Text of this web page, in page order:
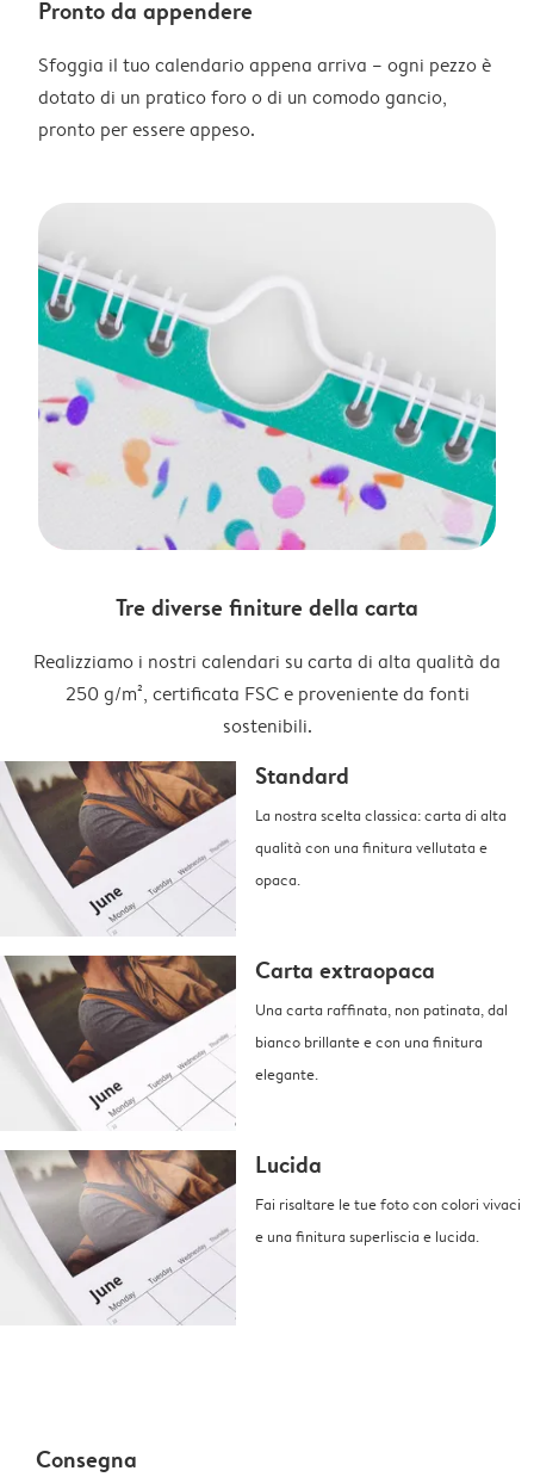
Pronto da appendere
Sfoggia il tuo calendario appena arriva – ogni pezzo è
dotato di un pratico foro o di un comodo gancio,
pronto per essere appeso.
Tre diverse finiture della carta
Realizziamo i nostri calendari su carta di alta qualità da
250 g/m², certificata FSC e proveniente da fonti
sostenibili.
Standard
La nostra scelta classica: carta di alta
qualità con una finitura vellutata e
opaca.
Carta extraopaca
Una carta raffinata, non patinata, dal
bianco brillante e con una finitura
elegante.
Lucida
Fai risaltare le tue foto con colori vivaci
e una finitura superliscia e lucida.
Consegna